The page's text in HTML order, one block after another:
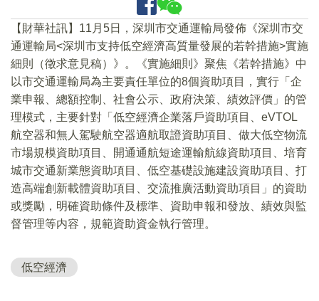
【財華社訊】11月5日，深圳市交通運輸局發佈《深圳市交
通運輸局<深圳市支持低空經濟高質量發展的若幹措施>實施
細則（徵求意見稿）》。《實施細則》聚焦《若幹措施》中
以市交通運輸局為主要責任單位的8個資助項目，實行「企
業申報、總額控制、社會公示、政府決策、績效評價」的管
理模式，主要針對「低空經濟企業落戶資助項目、eVTOL
航空器和無人駕駛航空器適航取證資助項目、做大低空物流
市場規模資助項目、開通通航短途運輸航線資助項目、培育
城市交通新業態資助項目、低空基礎設施建設資助項目、打
造高端創新載體資助項目、交流推廣活動資助項目」的資助
或獎勵，明確資助條件及標準、資助申報和發放、績效與監
督管理等内容，規範資助資金執行管理。
低空經濟